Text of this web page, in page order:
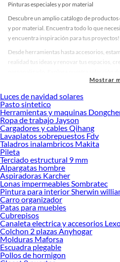
Pinturas especiales y por material
Descubre un amplio catálogo de productos
y por material. Encuentra todo lo que
y encuentra inspiración para tus proyectos!
Desde herramientas hasta accesorios,
realidad tus ideas y renovar tus espacios,
accesorios de calidad que te ayudarán a
Desde remodelaciones hasta proyectos de
tus ideas realidad. ¡Visítanos y encuentra
Pinturas especiales y por material!
Explora la variedad de productos de
en Sodimac
Herramientas, materiales y accesorios de
renovación de espacios. ¡Visítanos y
ofrecerte!
Encuentra una amplia variedad de
material en Sodimac. Encuentra todo lo
renovación y decoración. ¡Visítanos y haz
Mostrar
Luces de navidad solares
Pasto sintetico
Herramientas y maquinas
Ropa de trabajo Jayson
Cargadores y cables Qihang
Lavaplatos sobrepuestos Fdv
Taladros inalambricos Makita
Pileta
Terciado estructural 9 mm
Alpargatas hombre
Aspiradoras Karcher
Lonas impermeables Sombratec
Pintura para interior Sherwin
Carro organizador
Patas para muebles
Cubrepisos
Canaleta electrica y accesorios
Colchon 2 plazas Anyhogar
Molduras Maforsa
Escuadra plegable
Pollos de hormigon